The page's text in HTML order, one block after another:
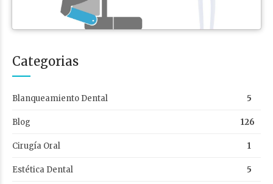
Categorias
Blanqueamiento Dental 5
Blog 126
Cirugía Oral 1
Estética Dental 5